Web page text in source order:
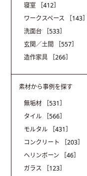
寝室
［412］
ワークスペース
［143］
洗面台
［533］
玄関／土間
［557］
造作家具
［266］
素材から事例を探す
無垢材
［531］
タイル
［566］
モルタル
［431］
コンクリート
［203］
ヘリンボーン
［46］
ガラス
［123］